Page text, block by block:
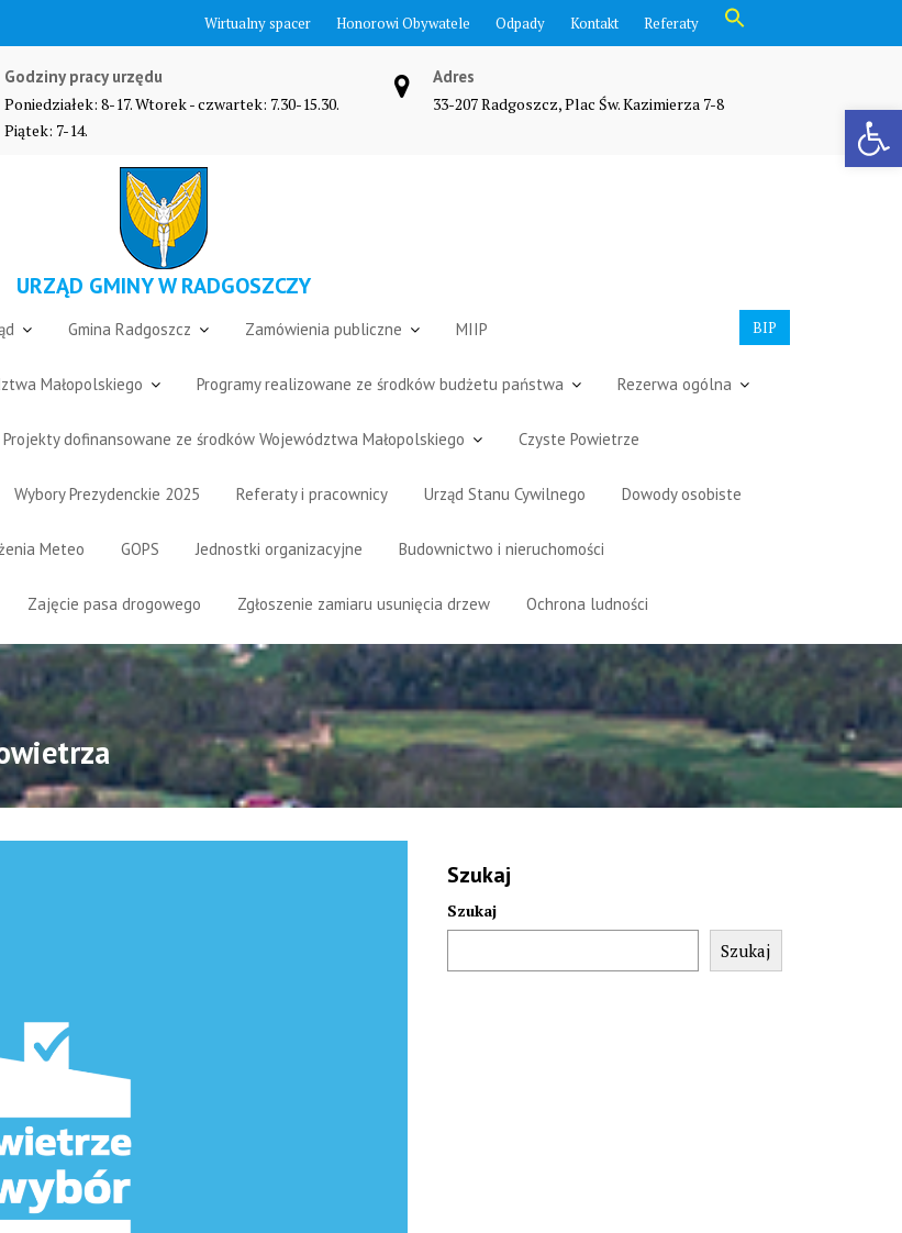
Otwórz pasek narzędzi
Wirtualny spacer Honorowi Obywatele Odpady Kontakt Referaty
Search Button
Godziny pracy urzędu
Poniedziałek: 8-17. Wtorek - czwartek: 7.30-15.30.
Piątek: 7-14.
Adres
33-207 Radgoszcz, Plac Św. Kazimierza 7-8
URZĄD GMINY W RADGOSZCZY
BIP
Gmina Radgoszcz Zamówienia publiczne MIIP
Małopolskiego Programy realizowane ze środków budżetu państwa Rezerwa ogólna
Projekty dofinansowane ze środków Województwa Małopolskiego Czyste Powietrze
Wybory Prezydenckie 2025 Referaty i pracownicy Urząd Stanu Cywilnego Dowody osobiste
Meteo GOPS Jednostki organizacyjne Budownictwo i nieruchomości
Zajęcie pasa drogowego Zgłoszenie zamiaru usunięcia drzew Ochrona ludności
Szukaj
Szukaj
Szukaj